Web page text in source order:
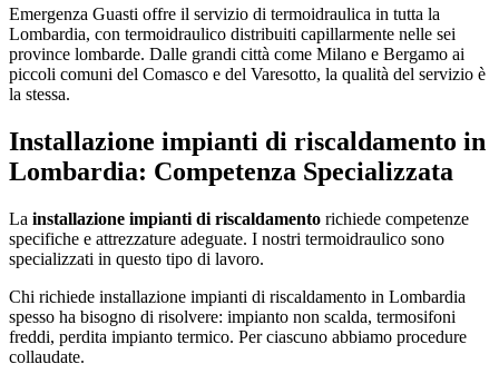
Emergenza Guasti offre il servizio di termoidraulica in tutta la
Lombardia, con termoidraulico distribuiti capillarmente nelle sei
province lombarde. Dalle grandi città come Milano e Bergamo ai
piccoli comuni del Comasco e del Varesotto, la qualità del servizio è
la stessa.
Installazione impianti di riscaldamento in
Lombardia: Competenza Specializzata
La installazione impianti di riscaldamento richiede competenze
specifiche e attrezzature adeguate. I nostri termoidraulico sono
specializzati in questo tipo di lavoro.
Chi richiede installazione impianti di riscaldamento in Lombardia
spesso ha bisogno di risolvere: impianto non scalda, termosifoni
freddi, perdita impianto termico. Per ciascuno abbiamo procedure
collaudate.